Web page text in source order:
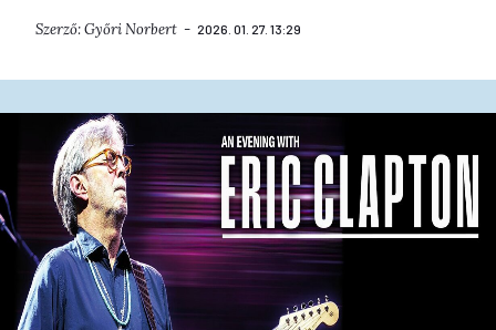
Szerző:Győri Norbert 2026. 01. 27. 13:29